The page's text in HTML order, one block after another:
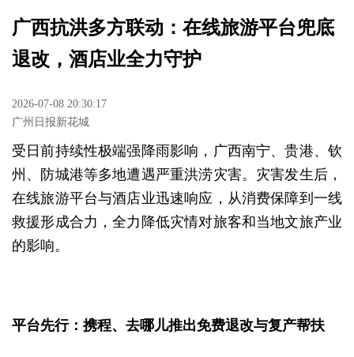
广西抗洪多方联动：在线旅游平台兜底
退改，酒店业全力守护
2026-07-08 20:30:17
广州日报新花城
受日前持续性极端强降雨影响，广西南宁、贵港、钦
州、防城港等多地遭遇严重洪涝灾害。灾害发生后，
在线旅游平台与酒店业迅速响应，从消费保障到一线
救援形成合力，全力降低灾情对旅客和当地文旅产业
的影响。
平台先行：携程、去哪儿推出免费退改与复产帮扶